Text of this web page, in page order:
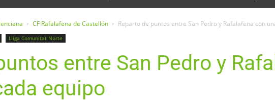
CF Rafalafena de Castellón Reparto de puntos entre San Pedro y Rafalafena con
Lliga Comunitat Norte
entre San Pedro y
equipo